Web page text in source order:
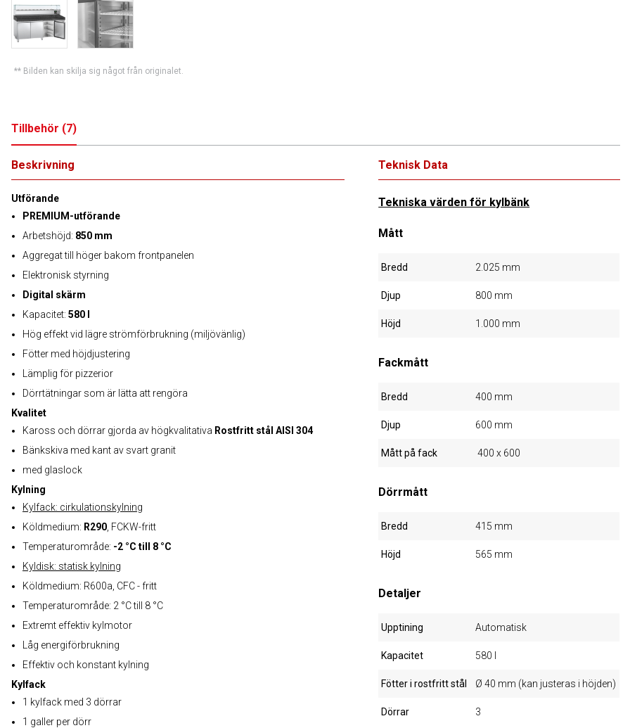
** Bilden kan skilja sig något från originalet.
Tillbehör (7)
Beskrivning
Utförande
PREMIUM-utförande
Arbetshöjd: 850 mm
Aggregat till höger bakom frontpanelen
Elektronisk styrning
Digital skärm
Kapacitet: 580 l
Hög effekt vid lägre strömförbrukning (miljövänlig)
Fötter med höjdjustering
Lämplig för pizzerior
Dörrtätningar som är lätta att rengöra
Kvalitet
Kaross och dörrar gjorda av högkvalitativa Rostfritt stål AISI 304
Bänkskiva med kant av svart granit
med glaslock
Kylning
Kylfack: cirkulationskylning
Köldmedium: R290 , FCKW-fritt
Temperaturområde: -2 °C till 8 °C
Kyldisk: statisk kylning
Köldmedium: R600a, CFC - fritt
Temperaturområde: 2 °C till 8 °C
Extremt effektiv kylmotor
Låg energiförbrukning
Effektiv och konstant kylning
Kylfack
1 kylfack med 3 dörrar
1 galler per dörr
Teknisk Data
Tekniska värden för kylbänk
Mått
Bredd 2.025 mm
Djup 800 mm
Höjd 1.000 mm
Fackmått
Bredd 400 mm
Djup 600 mm
Mått på fack 400 x 600
Dörrmått
Bredd 415 mm
Höjd 565 mm
Detaljer
Upptining Automatisk
Kapacitet 580 l
Fötter i rostfritt stål Ø 40 mm (kan justeras i höjden)
Dörrar 3